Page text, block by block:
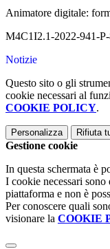
Animatore digitale:
M4C1I2.1-2022-941-
Notizie
Questo sito o gli
cookie necessari al
COOKIE POLICY.
Personalizza Rifiuta
Gestione cookie
In questa schermata è
I cookie necessari
piattaforma e non è
Per conoscere quali
visionare la COOKIE